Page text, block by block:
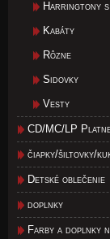
Harringtony s
Kabáty
Rôzne
Sidovky
Vesty
CD/MC/LP
čiapky/šiltovky/
Detské oblečenie
doplnky
Farby a doplnky